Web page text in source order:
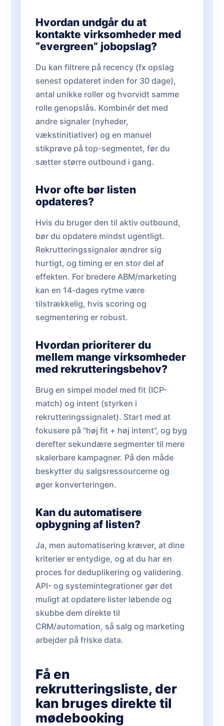
Hvordan undgår du at
kontakte virksomheder med
“evergreen” jobopslag?
Du kan filtrere på recency (fx opslag
senest opdateret inden for 30 dage),
antal unikke roller og hvorvidt samme
rolle genopslås. Kombinér det med
andre signaler (nyheder,
vækstinitiativer) og en manuel
stikprøve på top-segmentet, før du
sætter større outbound i gang.
Hvor ofte bør listen
opdateres?
Hvis du bruger den til aktiv outbound,
bør du opdatere mindst ugentligt.
Rekrutteringssignaler ændrer sig
hurtigt, og timing er en stor del af
effekten. For bredere ABM/marketing
kan en 14-dages rytme være
tilstrækkelig, hvis scoring og
segmentering er robust.
Hvordan prioriterer du
mellem mange virksomheder
med rekrutteringsbehov?
Brug en simpel model med fit (ICP-
match) og intent (styrken i
rekrutteringssignalet). Start med at
fokusere på “høj fit + høj intent”, og byg
derefter sekundære segmenter til mere
skalerbare kampagner. På den måde
beskytter du salgsressourcerne og
øger konverteringen.
Kan du automatisere
opbygning af listen?
Ja, men automatisering kræver, at dine
kriterier er entydige, og at du har en
proces for deduplikering og validering.
API- og systemintegrationer gør det
muligt at opdatere lister løbende og
skubbe dem direkte til
CRM/automation, så salg og marketing
arbejder på friske data.
Få en
rekrutteringsliste, der
kan bruges direkte til
mødebooking